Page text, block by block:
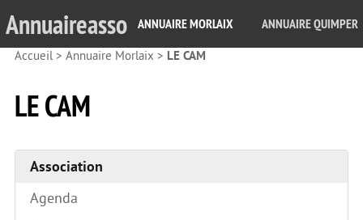
Annuaireasso ANNUAIRE MORLAIX ANNUAIRE QUIMPER
Accueil> Annuaire Morlaix > LE CAM
LE CAM
Association
Agenda